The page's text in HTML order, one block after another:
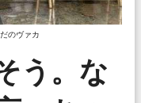
のヴァカ
う。な